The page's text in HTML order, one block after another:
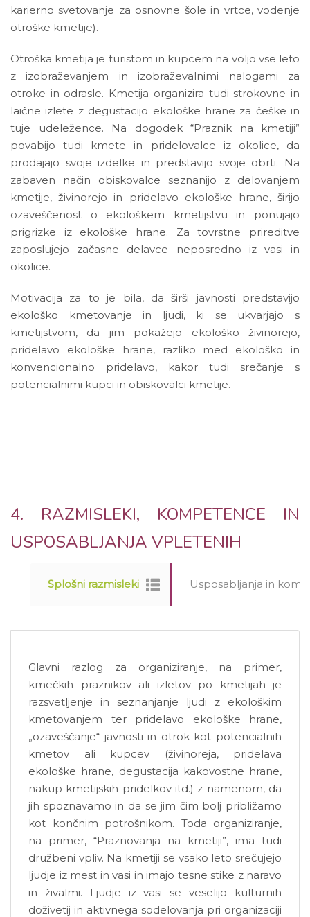
karierno svetovanje za osnovne šole in vrtce, vodenje
otroške kmetije).
Otroška kmetija je turistom in kupcem na voljo vse leto
z izobraževanjem in izobraževalnimi nalogami za
otroke in odrasle. Kmetija organizira tudi strokovne in
laične izlete z degustacijo ekološke hrane za češke in
tuje udeležence. Na dogodek “Praznik na kmetiji”
povabijo tudi kmete in pridelovalce iz okolice, da
prodajajo svoje izdelke in predstavijo svoje obrti. Na
zabaven način obiskovalce seznanijo z delovanjem
kmetije, živinorejo in pridelavo ekološke hrane, širijo
ozaveščenost o ekološkem kmetijstvu in ponujajo
prigrizke iz ekološke hrane. Za tovrstne prireditve
zaposlujejo začasne delavce neposredno iz vasi in
okolice.
Motivacija za to je bila, da širši javnosti predstavijo
ekološko kmetovanje in ljudi, ki se ukvarjajo s
kmetijstvom, da jim pokažejo ekološko živinorejo,
pridelavo ekološke hrane, razliko med ekološko in
konvencionalno pridelavo, kakor tudi srečanje s
potencialnimi kupci in obiskovalci kmetije.
4. RAZMISLEKI, KOMPETENCE IN
USPOSABLJANJA VPLETENIH
Splošni razmisleki Usposabljanja in
Glavni razlog za organiziranje, na primer,
kmečkih praznikov ali izletov po kmetijah je
razsvetljenje in seznanjanje ljudi z ekološkim
kmetovanjem ter pridelavo ekološke hrane,
„ozaveščanje“ javnosti in otrok kot potencialnih
kmetov ali kupcev (živinoreja, pridelava
ekološke hrane, degustacija kakovostne hrane,
nakup kmetijskih pridelkov itd.) z namenom, da
jih spoznavamo in da se jim čim bolj približamo
kot končnim potrošnikom. Toda organiziranje,
na primer, “Praznovanja na kmetiji”, ima tudi
družbeni vpliv. Na kmetiji se vsako leto srečujejo
ljudje iz mest in vasi in imajo tesne stike z naravo
in živalmi. Ljudje iz vasi se veselijo kulturnih
doživetij in aktivnega sodelovanja pri organizaciji